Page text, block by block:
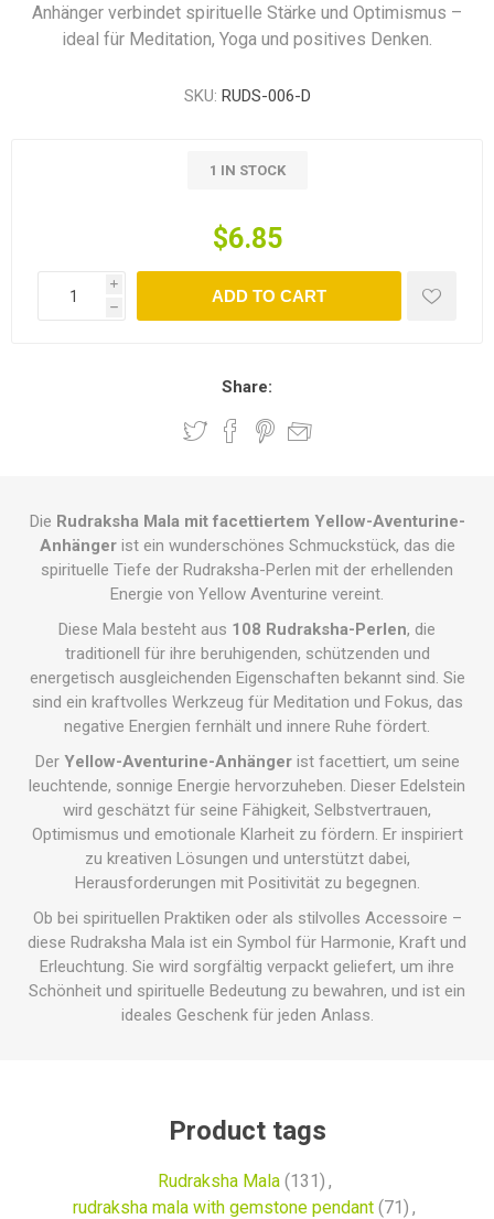
Anhänger verbindet spirituelle Stärke und Optimismus –
ideal für Meditation, Yoga und positives Denken.
SKU: RUDS-006-D
1 IN STOCK
$6.85
i
h
ADD TO CART
Share:
Die Rudraksha Mala mit facettiertem Yellow-Aventurine-
Anhängerist ein wunderschönes Schmuckstück, das die
spirituelle Tiefe der Rudraksha-Perlen mit der erhellenden
Energie von Yellow Aventurine vereint.
Diese Mala besteht aus 108 Rudraksha-Perlen, die
traditionell für ihre beruhigenden, schützenden und
energetisch ausgleichenden Eigenschaften bekannt sind. Sie
sind ein kraftvolles Werkzeug für Meditation und Fokus, das
negative Energien fernhält und innere Ruhe fördert.
Der Yellow-Aventurine-Anhängerist facettiert, um seine
leuchtende, sonnige Energie hervorzuheben. Dieser Edelstein
wird geschätzt für seine Fähigkeit, Selbstvertrauen,
Optimismus und emotionale Klarheit zu fördern. Er inspiriert
zu kreativen Lösungen und unterstützt dabei,
Herausforderungen mit Positivität zu begegnen.
Ob bei spirituellen Praktiken oder als stilvolles Accessoire –
diese Rudraksha Mala ist ein Symbol für Harmonie, Kraft und
Erleuchtung. Sie wird sorgfältig verpackt geliefert, um ihre
Schönheit und spirituelle Bedeutung zu bewahren, und ist ein
ideales Geschenk für jeden Anlass.
Product tags
Rudraksha Mala (131) ,
rudraksha mala with gemstone pendant (71) ,